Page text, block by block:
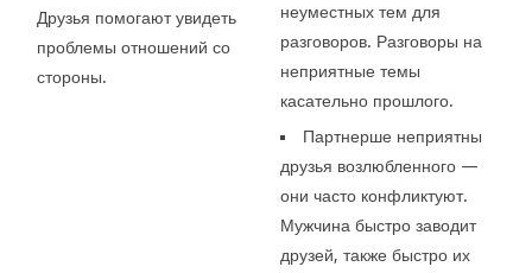
Друзья помогают увидеть
проблемы отношений со
стороны.
неуместных тем для
разговоров. Разговоры на
неприятные темы
касательно прошлого.
Партнерше неприятны
друзья возлюбленного —
они часто конфликтуют.
Мужчина быстро заводит
друзей, также быстро их